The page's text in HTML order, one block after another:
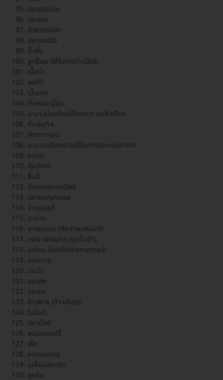
ปลาแฮดดัค
ปลาเฮค
ถั่วฮาเซลนัท
ปลาแฮร์ริง
น้ำผึ้ง
ลูกฮ็อพ (ใช้ในการทำเบียร์)
เนื้อม้า
ผลกีวี
เนื้อแกะ
ต้นหอมญี่ปุ่น
มะนาวมีผลโตเปลือกหนา ผลสีเหลือง
ถั่วเลนทิล
ผักกาดหอม
มะนาวเปลือกบางใช้ในการประกอบอาหาร
ชะเอม
กุ้งมังกร
ลิ้นจี่
ถั่วแมคคาเดเมียร์
ปลาแมกเคอเรล
ข้าวมอลต์
มะม่วง
มาเจอแรม (พืชจำพวกมินต์)
แฟง (ผักในตระกูลน้ำเต้า)
เมล่อน (แตงไทย/แคนตาลูป)
นมควาย
นมวัว
นมแพะ
นมแกะ
ข้าวฟาง (ข้าวเดือย)
ใบมินต์
ปลามั้งค์
ผลมัลเบอร์รี่
เห็ด
หอยแมลงภู่
เมล็ดมัสตาร์ด
ลูกท้อ